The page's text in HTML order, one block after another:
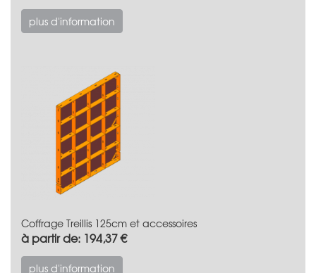
plus d'information
Coffrage Treillis 125cm et accessoires
à partir de: 194,37 €
plus d'information